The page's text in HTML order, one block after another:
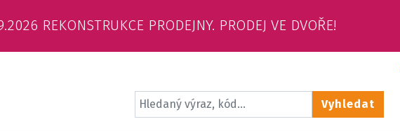
REKONSTRUKCE PRODEJNY. PRODEJ VE DVOŘE!
Vyhledat